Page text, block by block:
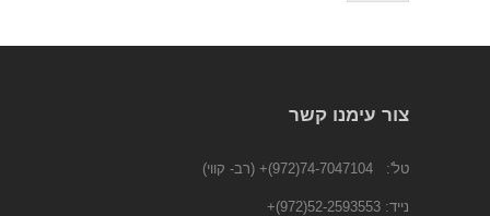
צור עימנו קשר
טל': 74-7047104(972)+ (רב- קווי)
נייד: 52-2593553(972)
+